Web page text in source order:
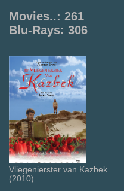
Movies..: 261
Blu-Rays: 306
Vliegenierster van Kazbek
(2010)